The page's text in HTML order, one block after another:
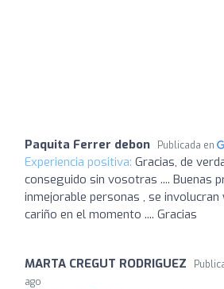
Paquita Ferrer debon Publicada en
Experiencia positiva: Gracias, de
conseguido sin vosotras .... Buenas
inmejorable personas , se involucran
cariño en el momento .... Gracias
MARTA CREGUT RODRIGUEZ
ago